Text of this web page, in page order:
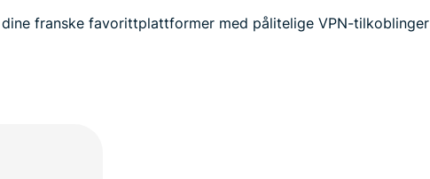
franske favorittplattformer med pålitelige VPN-tilkoblinger